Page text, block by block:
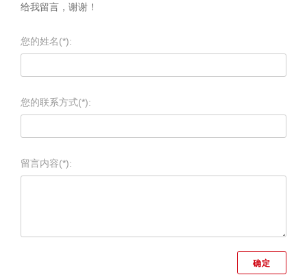
给我留言，谢谢！
您的姓名(*):
您的联系方式(*):
留言内容(*):